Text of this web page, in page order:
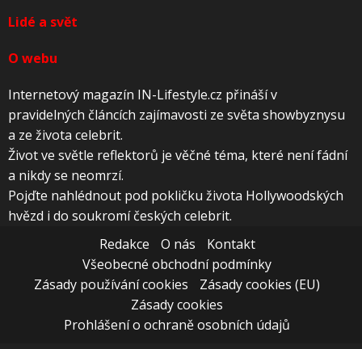
Lidé a svět
O webu
Internetový magazín IN-Lifestyle.cz přináší v
pravidelných článcích zajímavosti ze světa showbyznysu
a ze života celebrit.
Život ve světle reflektorů je věčné téma, které není fádní
a nikdy se neomrzí.
Pojďte nahlédnout pod pokličku života Hollywoodských
hvězd i do soukromí českých celebrit.
Redakce
O nás
Kontakt
Všeobecné obchodní podmínky
Zásady používání cookies
Zásady cookies (EU)
Zásady cookies
Prohlášení o ochraně osobních údajů